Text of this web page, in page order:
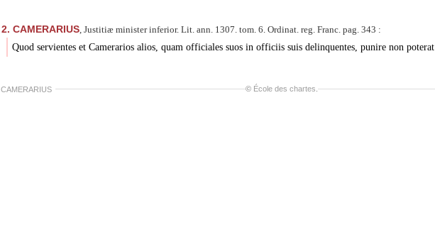
2. CAMERARIUS, Justitiæ minister inferior. Lit. ann. 1307. tom. 6. Ordinat. reg. Franc. pag. 343 :
Quod servientes et Camerarios alios, quam officiales suos in officiis suis delinquentes, punire non poterat
CAMERARIUS © École des chartes.